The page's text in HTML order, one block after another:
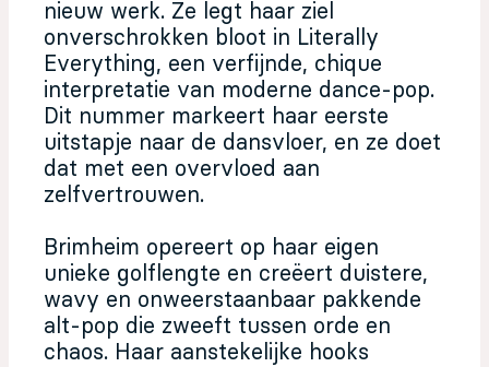
nieuw werk. Ze legt haar ziel
onverschrokken bloot in Literally
Everything, een verfijnde, chique
interpretatie van moderne dance-pop.
Dit nummer markeert haar eerste
uitstapje naar de dansvloer, en ze doet
dat met een overvloed aan
zelfvertrouwen.
Brimheim opereert op haar eigen
unieke golflengte en creëert duistere,
wavy en onweerstaanbaar pakkende
alt-pop die zweeft tussen orde en
chaos. Haar aanstekelijke hooks